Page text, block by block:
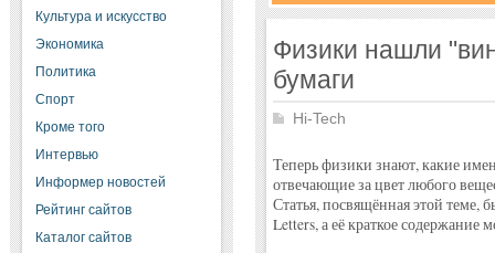
Культура и искусство
Экономика
Политика
Спорт
Кроме того
Интервью
Информер новостей
Рейтинг сайтов
Каталог сайтов
Физики нашли
бумаги
Hi-Tech
Теперь физики знают, какие
отвечающие за цвет любого
Статья, посвящённая этой теме,
Letters, а её краткое содержание